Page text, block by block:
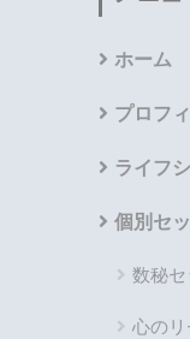
ホーム
プロフ
ライフ
個別セ
数秘セ
心の